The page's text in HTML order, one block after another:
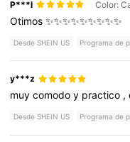
P***l
Otimos✨✨✨✨✨✨✨✨✨
Desde SHEIN US Programa de
y***z
muycomodoy practico ,
Desde SHEIN US Programa de